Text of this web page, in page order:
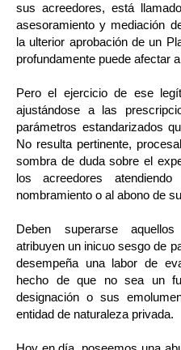
sus acreedores, está
asesoramiento y mediación
la ulterior aprobación de un
profundamente puede afectar
Pero el ejercicio de ese
ajustándose a las
parámetros estandarizados
No resulta pertinente,
sombra de duda sobre el
los acreedores
nombramiento o al abono de
Deben superarse
atribuyen un inicuo sesgo de
desempeña una labor de
hecho de que no sea un
designación o sus
entidad de naturaleza privada.